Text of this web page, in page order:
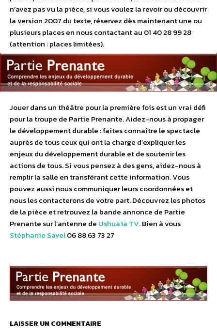
n’avez pas vu la pièce, si vous voulez la revoir ou découvrir
la version 2007 du texte, réservez dès maintenant une ou
plusieurs places en nous contactant au 01 40 28 99 28
(attention : places limitées).
Jouer dans un théâtre pour la première fois est un vrai défi
pour la troupe de Partie Prenante. Aidez-nous à propager
le développement durable : faites connaître le spectacle
auprès de tous ceux qui ont la charge d’expliquer les
enjeux du développement durable et de soutenir les
actions de tous. Si vous pensez à des gens, aidez-nous à
remplir la salle en transférant cette information. Vous
pouvez aussi nous communiquer leurs coordonnées et
nous les contacterons de votre part. Découvrez les photos
de la pièce et retrouvez la bande annonce de Partie
Prenante sur l’antenne de Ushuaïa TV. Bien à vous
Stéphanie Savel06 88 63 73 27
LAISSER UN COMMENTAIRE